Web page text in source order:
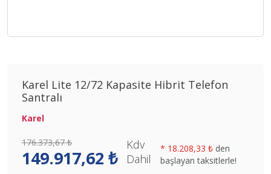
Karel Lite 12/72 Kapasite Hibrit Telefon
Santralı
Karel
176.373,67 ₺
149.917,62 ₺
Kdv
Dahil
* 18.208,33 ₺ den
başlayan taksitlerle!